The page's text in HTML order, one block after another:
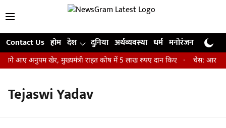
Contact Us होम देश दुनिया अर्थव्यवस्था धर्म मनोरंजन खेल
आए अनुपम खेर, मुख्यमंत्री राहत कोष में 5 लाख रुपए दान किए चेस: आर
Tejaswi Yadav